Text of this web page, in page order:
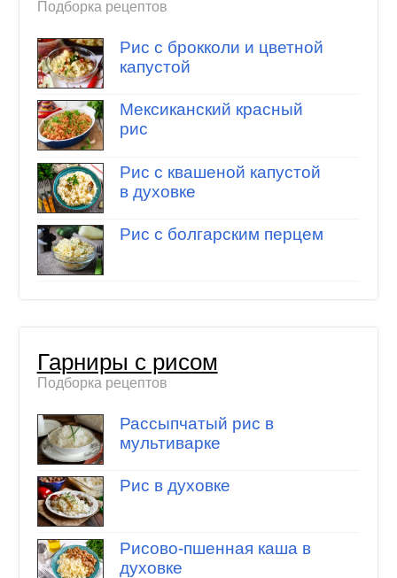
Подборка рецептов
Рис с брокколи и цветной
капустой
Мексиканский красный
рис
Рис с квашеной капустой
в духовке
Рис с болгарским перцем
Гарниры с рисом
Подборка рецептов
Рассыпчатый рис в
мультиварке
Рис в духовке
Рисово-пшенная каша в
духовке